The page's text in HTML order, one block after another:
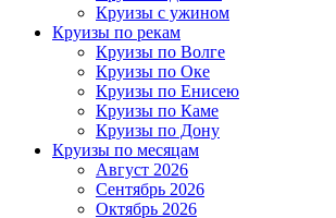
Круизы с ужином
Круизы по рекам
Круизы по Волге
Круизы по Оке
Круизы по Енисею
Круизы по Каме
Круизы по Дону
Круизы по месяцам
Август 2026
Сентябрь 2026
Октябрь 2026